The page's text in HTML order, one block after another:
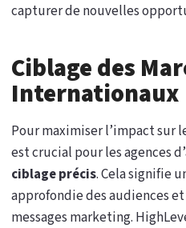
capturer de nouvelles
Ciblage des
Internationaux
Pour maximiser l’impact sur
est crucial pour les agences
ciblage précis. Cela signifie
approfondie des audiences
messages marketing.